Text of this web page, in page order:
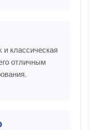
и классическая
отличным